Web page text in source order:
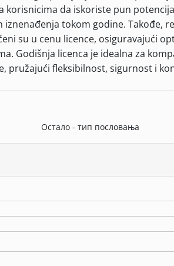
korisnicima da iskoriste pun
iznenađenja tokom godine. Takođe,
su u cenu licence, osiguravajući
Godišnja licenca je idealna za
pružajući fleksibilnost, sigurnost i
Остало - тип пословања